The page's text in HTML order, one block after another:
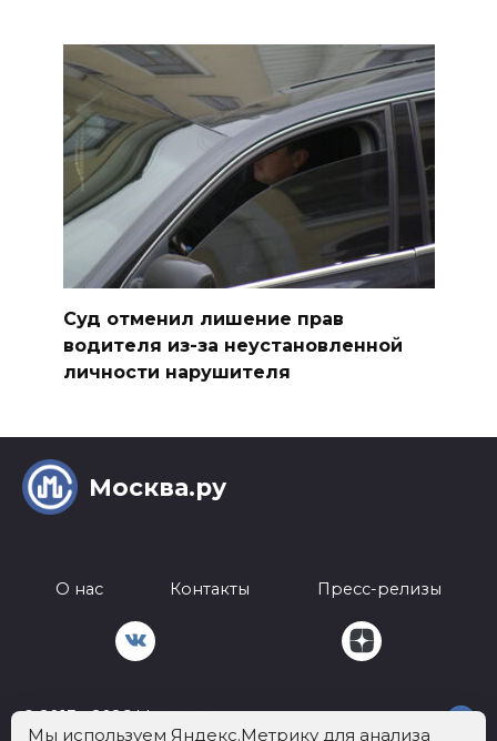
Суд отменил лишение прав
водителя из-за неустановленной
личности нарушителя
Москва.ру
О нас Контакты Пресс-релизы
© 2013 - 2026 Москва.ру
Мы используем Яндекс.Метрику для анализа